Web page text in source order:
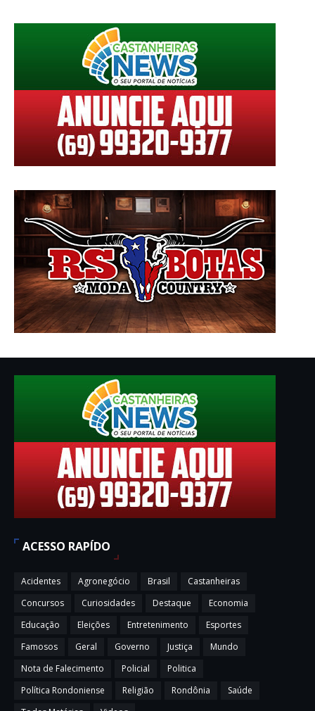
ACESSO RAPÍDO
Acidentes Agronegócio Brasil
Castanheiras
Concursos
Curiosidades Destaque
Economia
Educação
Eleições Entretenimento
Esportes
Famosos
Geral Governo Justiça
Mundo
Nota de Falecimento
Policial
Politica
Política Rondoniense
Religião Rondônia
Saúde